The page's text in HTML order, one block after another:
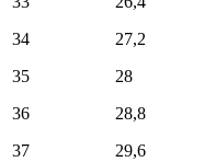
34
27,2
35
28
36
28,8
37
29,6